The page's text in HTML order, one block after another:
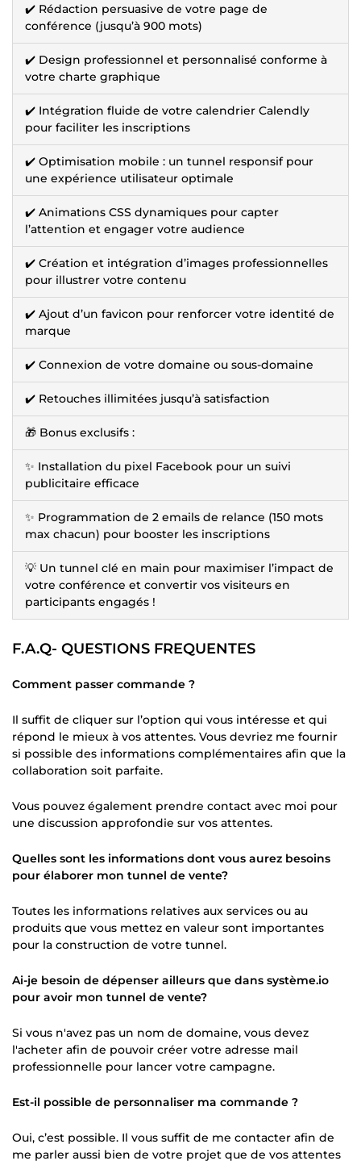
✔️ Rédaction persuasive de votre page de
conférence (jusqu’à 900 mots)
✔️ Design professionnel et personnalisé conforme à
votre charte graphique
✔️ Intégration fluide de votre calendrier Calendly
pour faciliter les inscriptions
✔️ Optimisation mobile : un tunnel responsif pour
une expérience utilisateur optimale
✔️ Animations CSS dynamiques pour capter
l’attention et engager votre audience
✔️ Création et intégration d’images professionnelles
pour illustrer votre contenu
✔️ Ajout d’un favicon pour renforcer votre identité de
marque
✔️ Connexion de votre domaine ou sous-domaine
✔️ Retouches illimitées jusqu’à satisfaction
🎁 Bonus exclusifs :
✨ Installation du pixel Facebook pour un suivi
publicitaire efficace
✨ Programmation de 2 emails de relance (150 mots
max chacun) pour booster les inscriptions
💡 Un tunnel clé en main pour maximiser l’impact de
votre conférence et convertir vos visiteurs en
participants engagés !
F.A.Q- QUESTIONS FREQUENTES
Comment passer commande ?
Il suffit de cliquer sur l’option qui vous intéresse et qui
répond le mieux à vos attentes. Vous devriez me fournir
si possible des informations complémentaires afin que la
collaboration soit parfaite.
Vous pouvez également prendre contact avec moi pour
une discussion approfondie sur vos attentes.
Quelles sont les informations dont vous aurez besoins
pour élaborer mon tunnel de vente?
Toutes les informations relatives aux services ou au
produits que vous mettez en valeur sont importantes
pour la construction de votre tunnel.
Ai-je besoin de dépenser ailleurs que dans système.io
pour avoir mon tunnel de vente?
Si vous n'avez pas un nom de domaine, vous devez
l'acheter afin de pouvoir créer votre adresse mail
professionnelle pour lancer votre campagne.
Est-il possible de personnaliser ma commande ?
Oui, c’est possible. Il vous suffit de me contacter afin de
me parler aussi bien de votre projet que de vos attentes